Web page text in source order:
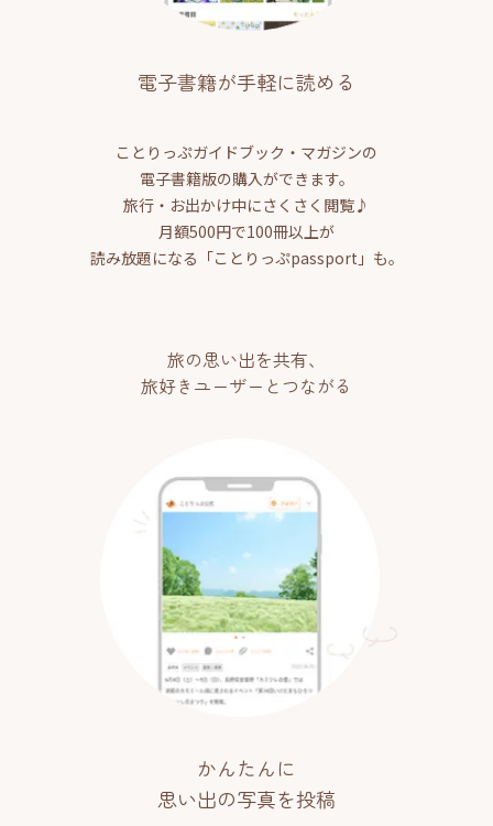
電子書籍が手軽に読める
ことりっぷガイドブック・マガジンの
電子書籍版の購入ができます。
旅行・お出かけ中にさくさく閲覧♪
月額500円で100冊以上が
読み放題になる「ことりっぷpassport」も。
旅の思い出を共有、
旅好きユーザーとつながる
かんたんに
思い出の写真を投稿